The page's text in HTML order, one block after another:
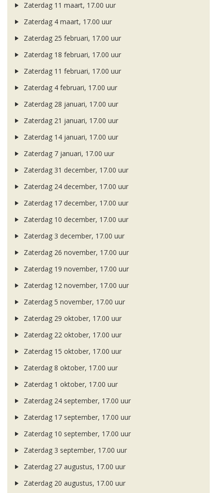
Zaterdag 11 maart, 17.00 uur
Zaterdag 4 maart, 17.00 uur
Zaterdag 25 februari, 17.00 uur
Zaterdag 18 februari, 17.00 uur
Zaterdag 11 februari, 17.00 uur
Zaterdag 4 februari, 17.00 uur
Zaterdag 28 januari, 17.00 uur
Zaterdag 21 januari, 17.00 uur
Zaterdag 14 januari, 17.00 uur
Zaterdag 7 januari, 17.00 uur
Zaterdag 31 december, 17.00 uur
Zaterdag 24 december, 17.00 uur
Zaterdag 17 december, 17.00 uur
Zaterdag 10 december, 17.00 uur
Zaterdag 3 december, 17.00 uur
Zaterdag 26 november, 17.00 uur
Zaterdag 19 november, 17.00 uur
Zaterdag 12 november, 17.00 uur
Zaterdag 5 november, 17.00 uur
Zaterdag 29 oktober, 17.00 uur
Zaterdag 22 oktober, 17.00 uur
Zaterdag 15 oktober, 17.00 uur
Zaterdag 8 oktober, 17.00 uur
Zaterdag 1 oktober, 17.00 uur
Zaterdag 24 september, 17.00 uur
Zaterdag 17 september, 17.00 uur
Zaterdag 10 september, 17.00 uur
Zaterdag 3 september, 17.00 uur
Zaterdag 27 augustus, 17.00 uur
Zaterdag 20 augustus, 17.00 uur